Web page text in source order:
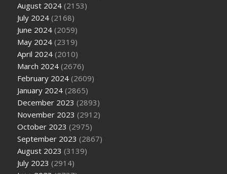
August 2024 (2153)
July 2024 (2168)
June 2024 (2059)
May 2024 (2319)
April 2024 (2010)
March 2024 (2676)
February 2024 (2609)
January 2024 (2865)
December 2023 (2893)
November 2023 (2912)
October 2023 (2975)
September 2023 (2867)
August 2023 (3139)
July 2023 (2914)